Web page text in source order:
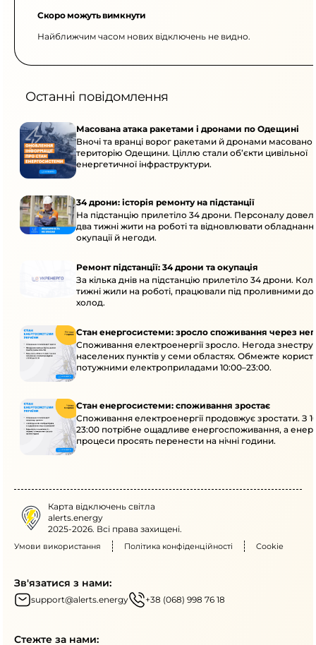
Скоро можуть вимкнути
Найближчим часом нових відключень не видно.
Останні повідомлення
Масована атака ракетами і дронами по Одещині
Вночі та вранці ворог ракетами й дронами масовано
територію Одещини. Ціллю стали об’єкти цивільної
енергетичної інфраструктури.
34 дрони: історія ремонту на підстанції
На підстанцію прилетіло 34 дрони. Персоналу
два тижні жити на роботі та відновлювати
окупації й негоди.
Ремонт підстанції: 34 дрони та окупація
За кілька днів на підстанцію прилетіло 34 дрони.
тижні жили на роботі, працювали під проливними
холод.
Стан енергосистеми: зросло споживання через
Споживання електроенергії зросло. Негода
населених пунктів у семи областях. Обмежте
потужними електроприладами 10:00–23:00.
Стан енергосистеми: споживання зростає
Споживання електроенергії продовжує зростати. З
23:00 потрібне ощадливе енергоспоживання, а
процеси просять перенести на нічні години.
Карта відключень світла
alerts.energy
2025-2026. Всі права захищені.
Умови використання Політика конфіденційності Cookie
Зв'язатися з нами:
support@alerts.energy +38 (068) 998 76 18
Стежте за нами: